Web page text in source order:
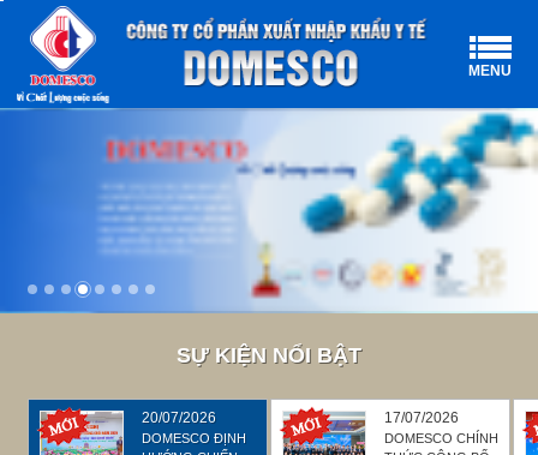
MENU
SỰ KIỆN NỔI BẬT
20/07/2026
DOMESCO ĐỊNH
17/07/2026
DOMESCO CHÍNH